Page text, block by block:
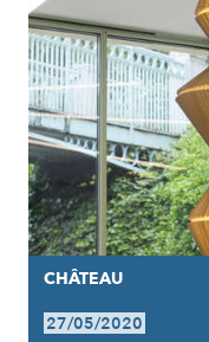
CHÂTEAU
27/05/2020